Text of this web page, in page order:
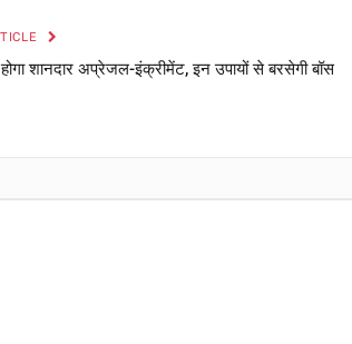
शानदार अप्रेजल-इंक्रीमेंट, इन उपायों से बरसेगी बॉस